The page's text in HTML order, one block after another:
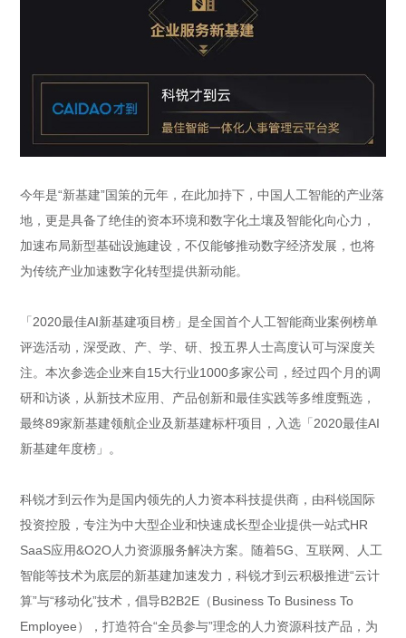
今年是“新基建”国策的元年，在此加持下，中国人工智能的产业落
地，更是具备了绝佳的资本环境和数字化土壤及智能化向心力，
加速布局新型基础设施建设，不仅能够推动数字经济发展，也将
为传统产业加速数字化转型提供新动能。
「2020最佳AI新基建项目榜」是全国首个人工智能商业案例榜单
评选活动，深受政、产、学、研、投五界人士高度认可与深度关
注。本次参选企业来自15大行业1000多家公司，经过四个月的调
研和访谈，从新技术应用、产品创新和最佳实践等多维度甄选，
最终89家新基建领航企业及新基建标杆项目，入选「2020最佳AI
新基建年度榜」。
科锐才到云作为是国内领先的人力资本科技提供商，由科锐国际
投资控股，专注为中大型企业和快速成长型企业提供一站式HR
SaaS应用&O2O人力资源服务解决方案。随着5G、互联网、人工
智能等技术为底层的新基建加速发力，科锐才到云积极推进“云计
算”与“移动化”技术，倡导B2B2E（Business To Business To
Employee），打造符合“全员参与”理念的人力资源科技产品，为